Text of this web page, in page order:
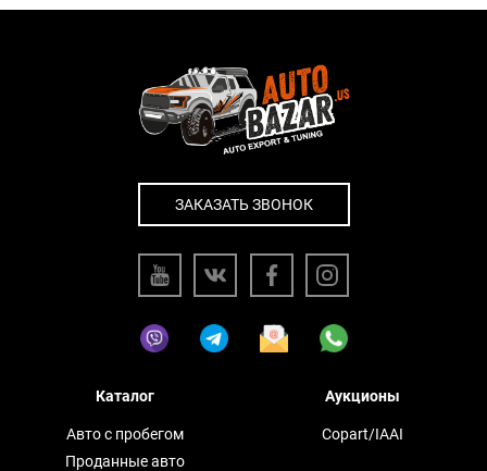
ЗАКАЗАТЬ ЗВОНОК
Каталог
Авто с пробегом
Проданные авто
Аукционы
Copart/IAAI